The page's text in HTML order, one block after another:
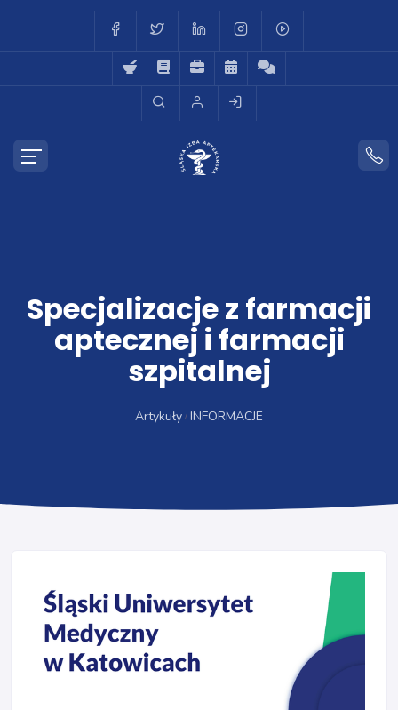
Specjalizacje z farmacji
aptecznej i farmacji
szpitalnej
Artykuły INFORMACJE